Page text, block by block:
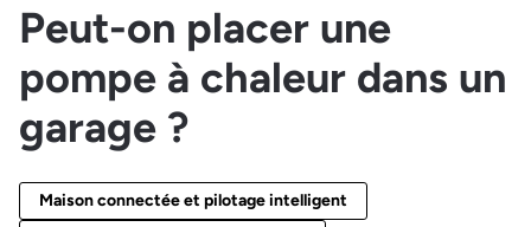
Peut-on placer une
pompe à chaleur dans un
garage ?
Maison connectée et pilotage intelligent